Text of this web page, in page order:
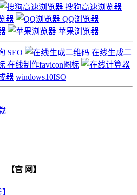
搜狗高速浏览器
器
QQ浏览器
苹果浏览器
SEO
在线生成二
在线制作favicon图标
器 windows10ISO
【官 网】